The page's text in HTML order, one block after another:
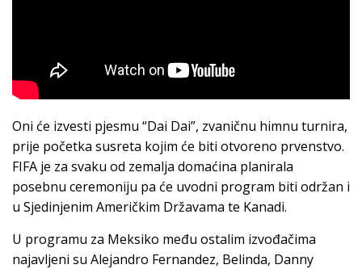
Oni će izvesti pjesmu “Dai Dai”, zvaničnu himnu turnira,
prije početka susreta kojim će biti otvoreno prvenstvo.
FIFA je za svaku od zemalja domaćina planirala
posebnu ceremoniju pa će uvodni program biti održan i
u Sjedinjenim Američkim Državama te Kanadi.
U programu za Meksiko među ostalim izvođačima
najavljeni su Alejandro Fernandez, Belinda, Danny